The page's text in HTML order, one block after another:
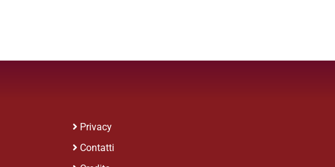
Privacy
Contatti